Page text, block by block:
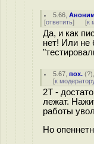
5.66 ,
[ответить] [к
Да, и как
нет! Или не
5.67 ,пох. (?
[к
2T -
лежат.
работы
Но